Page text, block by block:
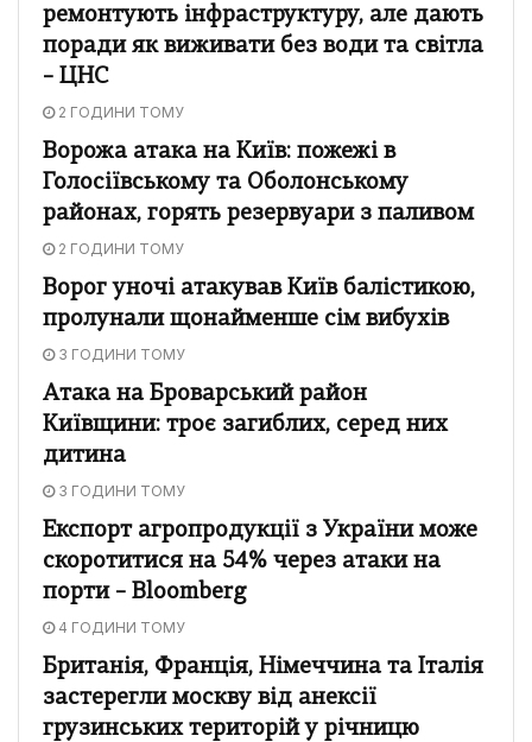
ремонтують інфраструктуру, але дають
поради як виживати без води та світла
– ЦНС
2 ГОДИНИ ТОМУ
Ворожа атака на Київ: пожежі в
Голосіївському та Оболонському
районах, горять резервуари з паливом
2 ГОДИНИ ТОМУ
Ворог уночі атакував Київ балістикою,
пролунали щонайменше сім вибухів
3 ГОДИНИ ТОМУ
Атака на Броварський район
Київщини: троє загиблих, серед них
дитина
3 ГОДИНИ ТОМУ
Експорт агропродукції з України може
скоротитися на 54% через атаки на
порти – Bloomberg
4 ГОДИНИ ТОМУ
Британія, Франція, Німеччина та Італія
застерегли москву від анексії
грузинських територій у річницю